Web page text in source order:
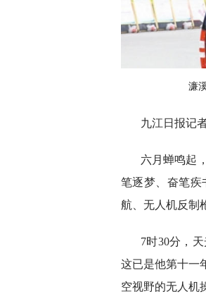
濂
九江日报记
六月蝉鸣起
笔逐梦、奋笔疾
航、无人机反制
7时30分，
这已是他第十一
空视野的无人机